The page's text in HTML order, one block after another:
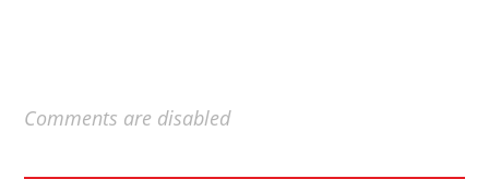
Comments are disabled